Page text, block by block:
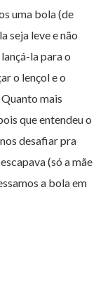
uma bola (de
seja leve e não
la para o
o lençol e o
mais
que entendeu o
desafiar pra
(só a mãe
a bola em